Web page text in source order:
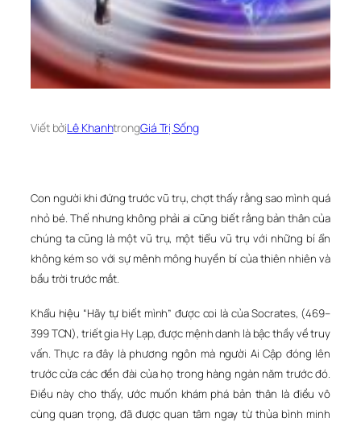
Viết bởiLê KhanhtrongGiá Trị Sống
Con người khi đứng trước vũ trụ, chợt thấy rằng sao mình quá
nhỏ bé. Thế nhưng không phải ai cũng biết rằng bản thân của
chúng ta cũng là một vũ trụ, một tiểu vũ trụ với những bí ẩn
không kém so với sự mênh mông huyền bí của thiên nhiên và
bầu trời trước mắt.
Khẩu hiệu “Hãy tự biết mình” được coi là của Socrates, (469–
399 TCN), triết gia Hy Lạp, được mệnh danh là bậc thầy về truy
vấn. Thực ra đây là phương ngôn mà người Ai Cập đóng lên
trước cửa các đền đài của họ trong hàng ngàn năm trước đó.
Điều này cho thấy, ước muốn khám phá bản thân là điều vô
cùng quan trọng, đã được quan tâm ngay từ thủa bình minh